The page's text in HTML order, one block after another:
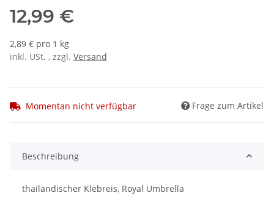
12,99 €
2,89 € pro 1 kg
inkl. USt. , zzgl. Versand
Momentan nicht verfügbar Frage zum Artikel
Beschreibung
thailändischer Klebreis, Royal Umbrella